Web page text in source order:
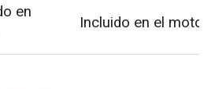
en
Incluido en el motor